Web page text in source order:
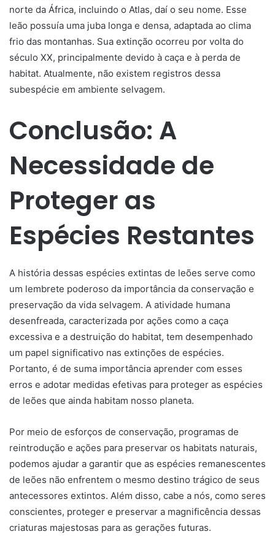
norte da África, incluindo o Atlas, daí o seu nome. Esse
leão possuía uma juba longa e densa, adaptada ao clima
frio das montanhas. Sua extinção ocorreu por volta do
século XX, principalmente devido à caça e à perda de
habitat. Atualmente, não existem registros dessa
subespécie em ambiente selvagem.
Conclusão: A
Necessidade de
Proteger as
Espécies Restantes
A história dessas espécies extintas de leões serve como
um lembrete poderoso da importância da conservação e
preservação da vida selvagem. A atividade humana
desenfreada, caracterizada por ações como a caça
excessiva e a destruição do habitat, tem desempenhado
um papel significativo nas extinções de espécies.
Portanto, é de suma importância aprender com esses
erros e adotar medidas efetivas para proteger as espécies
de leões que ainda habitam nosso planeta.
Por meio de esforços de conservação, programas de
reintrodução e ações para preservar os habitats naturais,
podemos ajudar a garantir que as espécies remanescentes
de leões não enfrentem o mesmo destino trágico de seus
antecessores extintos. Além disso, cabe a nós, como seres
conscientes, proteger e preservar a magnificência dessas
criaturas majestosas para as gerações futuras.